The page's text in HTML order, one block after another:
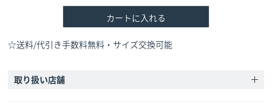
カートに入れる
☆送料/代引き手数料無料・サイズ交換可能
取り扱い店舗